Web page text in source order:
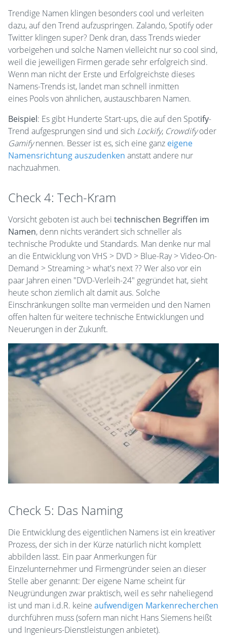
Trendige Namen klingen besonders cool und verleiten
dazu, auf den Trend aufzuspringen. Zalando, Spotify oder
Twitter klingen super? Denk dran, dass Trends wieder
vorbeigehen und solche Namen vielleicht nur so cool sind,
weil die jeweiligen Firmen gerade sehr erfolgreich sind.
Wenn man nicht der Erste und Erfolgreichste dieses
Namens-Trends ist, landet man schnell inmitten
eines Pools von ähnlichen, austauschbaren Namen.
Beispiel: Es gibt Hunderte Start-ups, die auf den Spotify-
Trend aufgesprungen sind und sich Lockify, Crowdifyoder
Gamifynennen. Besser ist es, sich eine ganz eigene
Namensrichtung auszudenken anstatt andere nur
nachzuahmen.
Check 4: Tech-Kram
Vorsicht geboten ist auch bei technischen Begriffen im
Namen, denn nichts verändert sich schneller als
technische Produkte und Standards. Man denke nur mal
an die Entwicklung von VHS > DVD > Blue-Ray > Video-On-
Demand > Streaming > what's next ?? Wer also vor ein
paar Jahren einen "DVD-Verleih-24" gegründet hat, sieht
heute schon ziemlich alt damit aus. Solche
Einschränkungen sollte man vermeiden und den Namen
offen halten für weitere technische Entwicklungen und
Neuerungen in der Zukunft.
Check 5: Das Naming
Die Entwicklung des eigentlichen Namens ist ein kreativer
Prozess, der sich in der Kürze natürlich nicht komplett
abbilden lässt. Ein paar Anmerkungen für
Einzelunternehmer und Firmengründer seien an dieser
Stelle aber genannt: Der eigene Name scheint für
Neugründungen zwar praktisch, weil es sehr naheliegend
ist und man i.d.R. keine aufwendigen Markenrecherchen
durchführen muss (sofern man nicht Hans Siemens heißt
und Ingenieurs-Dienstleistungen anbietet).